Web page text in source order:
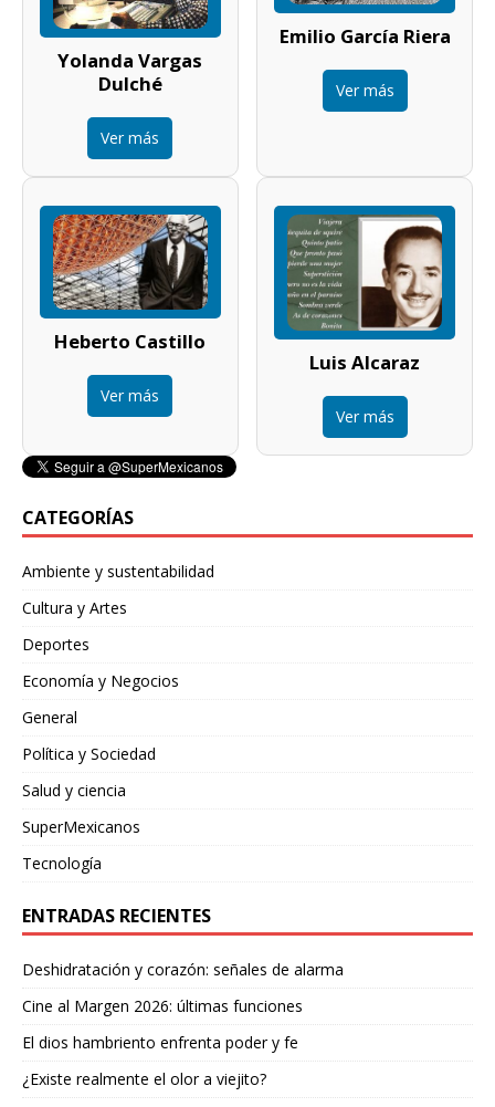
Yolanda Vargas
Dulché
Ver más
Emilio García Riera
Ver más
Heberto Castillo
Ver más
Luis Alcaraz
Ver más
CATEGORÍAS
Ambiente y sustentabilidad
Cultura y Artes
Deportes
Economía y Negocios
General
Política y Sociedad
Salud y ciencia
SuperMexicanos
Tecnología
ENTRADAS RECIENTES
Deshidratación y corazón: señales de alarma
Cine al Margen 2026: últimas funciones
El dios hambriento enfrenta poder y fe
¿Existe realmente el olor a viejito?